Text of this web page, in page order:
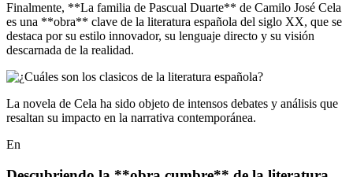
Finalmente, **La familia de Pascual Duarte** de Camilo José Cela
es una **obra** clave de la literatura española del siglo XX, que se
destaca por su estilo innovador, su lenguaje directo y su visión
descarnada de la realidad.
La novela de Cela ha sido objeto de intensos debates y análisis que
resaltan su impacto en la narrativa contemporánea.
En